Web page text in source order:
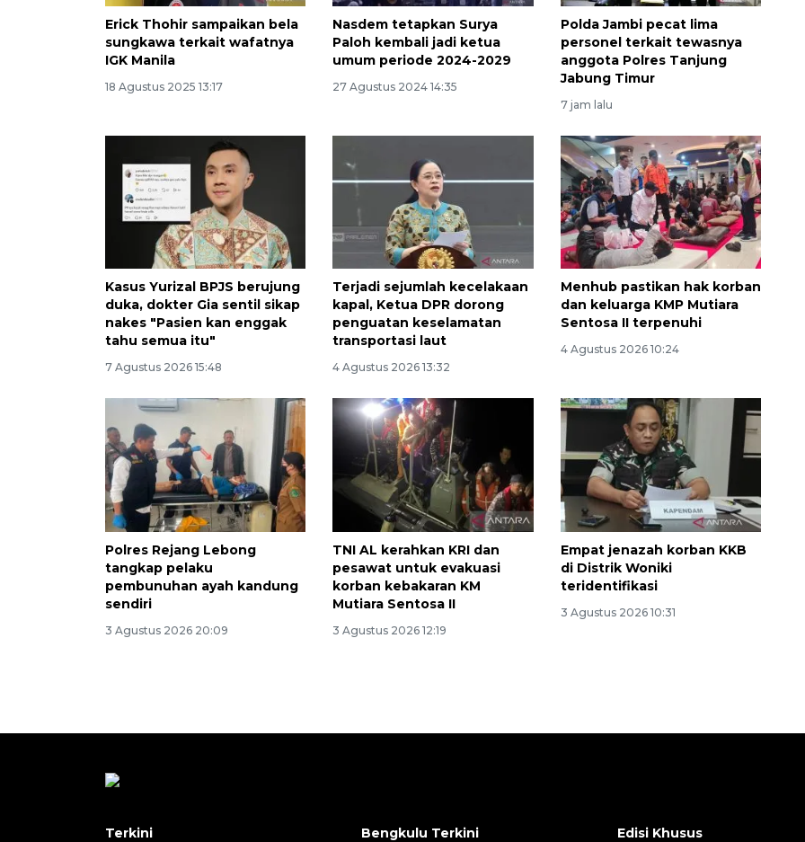
Erick Thohir sampaikan bela
sungkawa terkait wafatnya
IGK Manila
18 Agustus 2025 13:17
Nasdem tetapkan Surya
Paloh kembali jadi ketua
umum periode 2024-2029
27 Agustus 2024 14:35
Polda Jambi pecat lima
personel terkait tewasnya
anggota Polres Tanjung
Jabung Timur
7 jam lalu
Kasus Yurizal BPJS berujung
duka, dokter Gia sentil sikap
nakes "Pasien kan enggak
tahu semua itu"
7 Agustus 2026 15:48
Terjadi sejumlah kecelakaan
kapal, Ketua DPR dorong
penguatan keselamatan
transportasi laut
4 Agustus 2026 13:32
Menhub pastikan hak korban
dan keluarga KMP Mutiara
Sentosa II terpenuhi
4 Agustus 2026 10:24
Polres Rejang Lebong
tangkap pelaku
pembunuhan ayah kandung
sendiri
3 Agustus 2026 20:09
TNI AL kerahkan KRI dan
pesawat untuk evakuasi
korban kebakaran KM
Mutiara Sentosa II
3 Agustus 2026 12:19
Empat jenazah korban KKB
di Distrik Woniki
teridentifikasi
3 Agustus 2026 10:31
160 ribu sambungan baru
Terkini Bengkulu Terkini Edisi Khusus